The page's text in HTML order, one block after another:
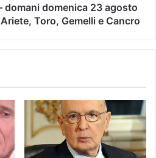
domani domenica 23 agosto
Toro, Gemelli e Cancro